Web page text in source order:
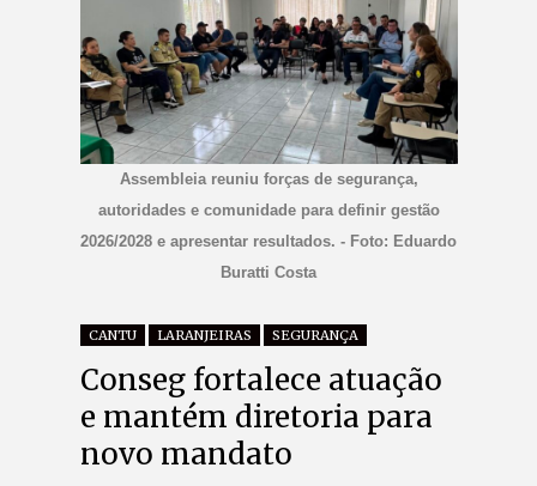
Assembleia reuniu forças de segurança,
autoridades e comunidade para definir gestão
2026/2028 e apresentar resultados. - Foto: Eduardo
Buratti Costa
CANTU LARANJEIRAS SEGURANÇA
Conseg fortalece atuação
e mantém diretoria para
novo mandato